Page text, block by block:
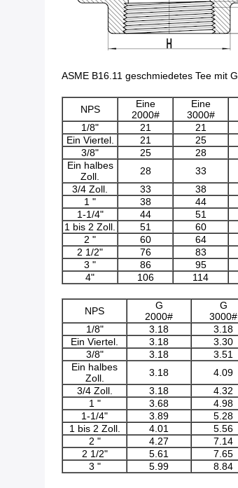
ASME B16.11 geschmiedetes Tee mit
NPS
Eine
2000#
Eine
3000#
1/8"
21 21
Ein Viertel.
21 25
3/8"
25 28
Ein halbes
Zoll.
28 33
3/4 Zoll.
33 38
1 "
38 44
1-1/4"
44 51
1 bis 2 Zoll.
51 60
2 "
60 64
2 1/2"
76 83
3 "
86 95
4"
106 114
NPS
G
2000#
G
3000#
1/8"
3.18 3.18
Ein Viertel.
3.18 3.30
3/8"
3.18 3.51
Ein halbes
Zoll.
3.18 4.09
3/4 Zoll.
3.18 4.32
1 "
3.68 4.98
1-1/4"
3.89 5.28
1 bis 2 Zoll.
4.01 5.56
2 "
4.27 7.14
2 1/2"
5.61 7.65
3 "
5.99 8.84